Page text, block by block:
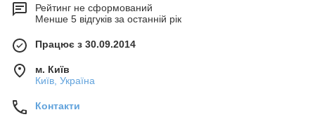
Рейтинг не сформований
Менше 5 відгуків за останній рік
Працює з 30.09.2014
м. Київ
Київ, Україна
Контакти